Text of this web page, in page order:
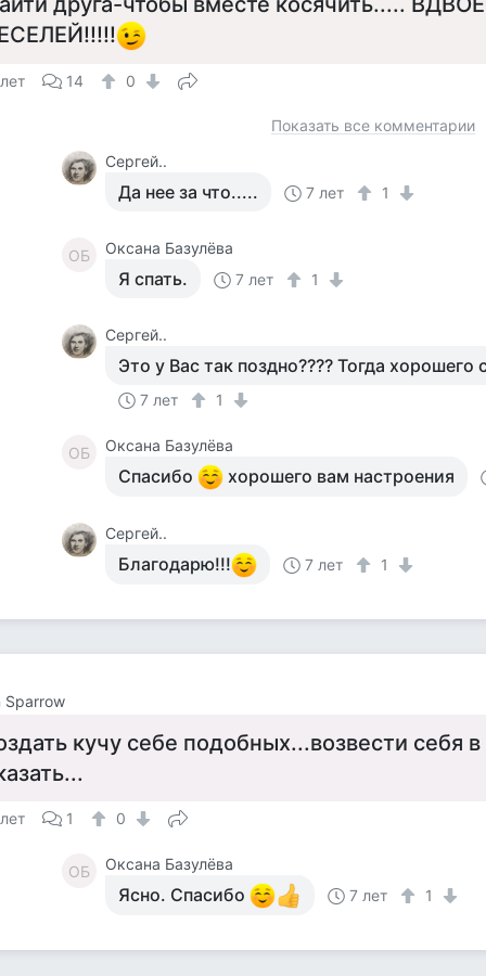
14 0
Показать все комментарии
Сергей..
Да нее за что..... 7 лет 1
ОБ Оксана Базулёва
Я спать. 7 лет 1
Сергей..
Это у Вас так поздно???? Тогда хорошего
7 лет 1
ОБ Оксана Базулёва
Спасибо хорошего вам настроения
Сергей..
Благодарю!!! 7 лет 1
Sparrow
кучу себе подобных...возвести себя в
1 0
ОБ Оксана Базулёва
Ясно. Спасибо 7 лет 1